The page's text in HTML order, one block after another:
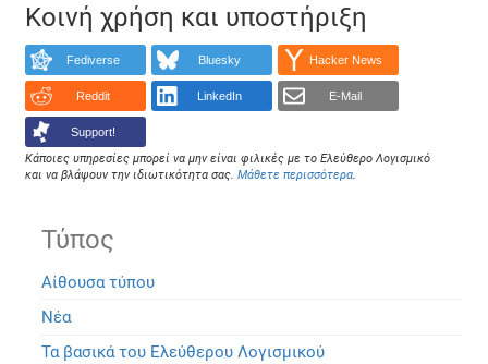
Κοινή χρήση και υποστήριξη
Fediverse Bluesky Hacker News
Reddit LinkedIn E-Mail
Support!
Κάποιες υπηρεσίες μπορεί να μην είναι φιλικές με το Ελεύθερο Λογισμικό
και να βλάψουν την ιδιωτικότητα σας.Μάθετε περισσότερα.
Τύπος
Αίθουσα τύπου
Νέα
Τα βασικά του Ελεύθερου Λογισμικού